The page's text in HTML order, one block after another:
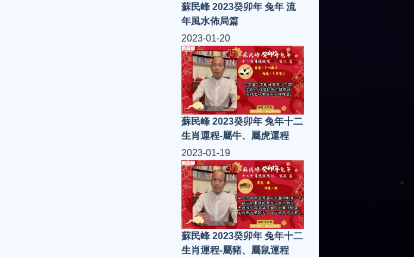
蘇民峰 2023癸卯年 兔年 流
年風水佈局篇
2023-01-20
蘇民峰 2023癸卯年 兔年十二
生肖運程-屬牛、屬虎運程
2023-01-19
蘇民峰 2023癸卯年 兔年十二
生肖運程-屬豬、屬鼠運程